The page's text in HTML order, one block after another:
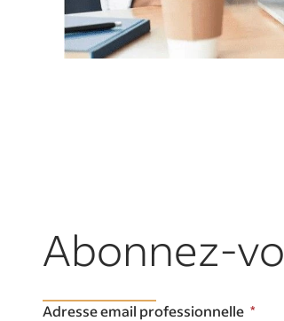
Abonnez-
Adresse email professionnelle